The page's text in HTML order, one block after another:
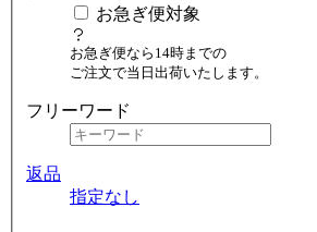
お急ぎ便対象
お急ぎ便なら14時までの
ご注文で当日出荷いたします。
フリーワード
返品
指定なし